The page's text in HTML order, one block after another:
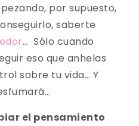
por supuesto,
saberte
… Sólo cuando
eso que anhelas
sobre tu vida… Y
el pensamiento